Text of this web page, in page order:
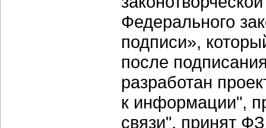
Федерального
подписи»,
после
разработан
к информации",
связи", принят